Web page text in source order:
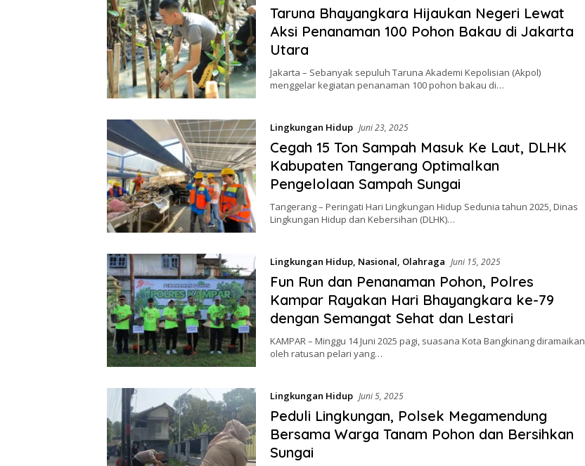
Taruna Bhayangkara Hijaukan Negeri Lewat
Aksi Penanaman 100 Pohon Bakau di Jakarta
Utara
Jakarta – Sebanyak sepuluh Taruna Akademi Kepolisian (Akpol)
menggelar kegiatan penanaman 100 pohon bakau di…
Lingkungan Hidup Juni 23, 2025
Cegah 15 Ton Sampah Masuk Ke Laut, DLHK
Kabupaten Tangerang Optimalkan
Pengelolaan Sampah Sungai
Tangerang – Peringati Hari Lingkungan Hidup Sedunia tahun 2025, Dinas
Lingkungan Hidup dan Kebersihan (DLHK)…
Lingkungan Hidup, Nasional, Olahraga Juni 15, 2025
Fun Run dan Penanaman Pohon, Polres
Kampar Rayakan Hari Bhayangkara ke-79
dengan Semangat Sehat dan Lestari
KAMPAR – Minggu 14 Juni 2025 pagi, suasana Kota Bangkinang diramaikan
oleh ratusan pelari yang…
Lingkungan Hidup Juni 5, 2025
Peduli Lingkungan, Polsek Megamendung
Bersama Warga Tanam Pohon dan Bersihkan
Sungai